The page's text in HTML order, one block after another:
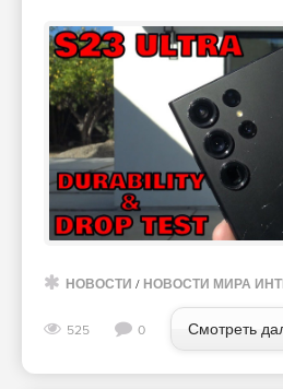
НОВОСТИ / НОВОСТИ МИРА
525 0 Смотреть